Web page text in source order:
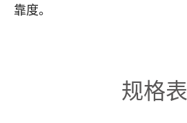
靠度。
规格表